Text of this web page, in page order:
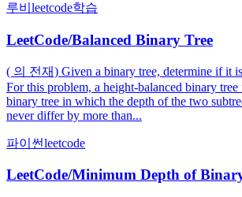
루비 leetcode학습
LeetCode/Balanced Binary Tree
( 의 전재) Given a binary tree, determine if it
For this problem, a height-balanced binary tree
binary tree in which the depth of the two
never differ by more than...
파이썬leetcode
LeetCode/Minimum Depth of